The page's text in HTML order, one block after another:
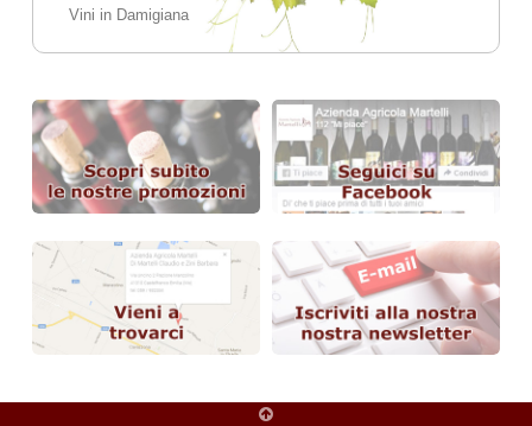
Vini in Damigiana